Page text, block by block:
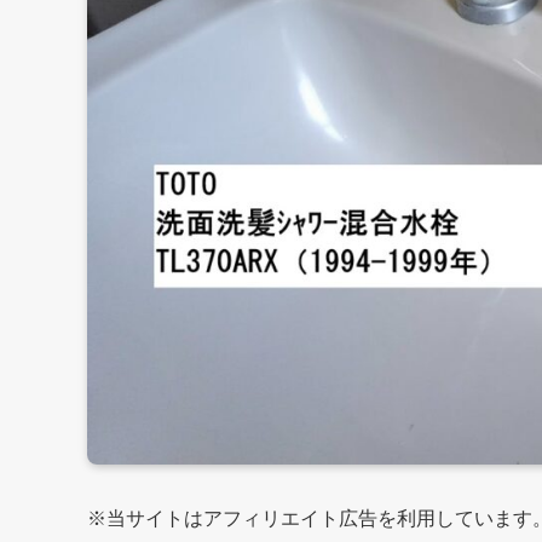
※当サイトはアフィリエイト広告を利用しています